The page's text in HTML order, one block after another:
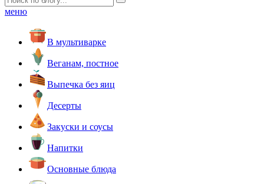
меню
В мультиварке
Веганам, постное
Выпечка без яиц
Десерты
Закуски и соусы
Напитки
Основные блюда